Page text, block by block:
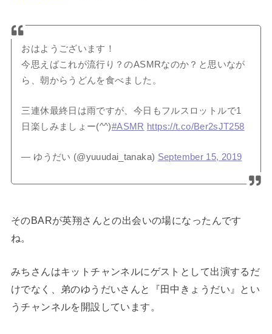
おはようございます！
今思えばこれが流行り？のASMRなのか？と思いなが
ら、朝からうどんを食べました。
三連休最終日は雨ですが、今日もフルスロットルで1
日楽しみましょー(^^)#ASMR https://t.co/Ber2sJT258
— ゆうだい (@yuuudai_tanaka) September 15, 2019
そのBARが英翔さんとの出会いの場になったんです
ね。
みちさんはキットチャンネルにゲストとして出演するだ
けでなく、弟のゆうだいさんと『田中きょうだい』とい
うチャンネルを開設しています。